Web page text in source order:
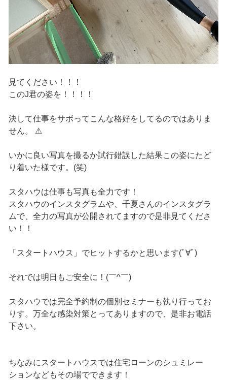
見てください！！！
このJ君の姿を！！！！
決して仕事をサボってこんな格好をしてるのではありま
せん。 ⚠
いかに良い写真を撮るか試行錯誤した結果この姿にたど
り着いた様です。(笑)
スタハウは仕事も写真も全力です！
スタハウのインスタグラムや、千夏さんのインスタグラ
ムで、全力の写真が公開されてますので是非見てくださ
い！！
「スタートハウス」でヒットするかと思います(ﾟ∀ﾟ)
それでは明日もご安全に！(￣^￣)ゞ
スタハウでは完全予約制の個別セミナーも執り行ってお
りす。万全な感染対策とってありますので、是非お電話
下さい。
ちなみにスタートハウスでは住宅ローンのシュミレー
ションなどもその場でできます！